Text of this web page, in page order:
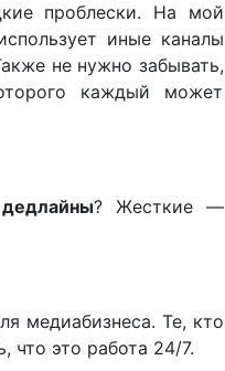
проблески. На мой
иные каналы
не нужно забывать,
каждый может
? Жесткие —
медиабизнеса. Те, кто
что это работа 24/7.